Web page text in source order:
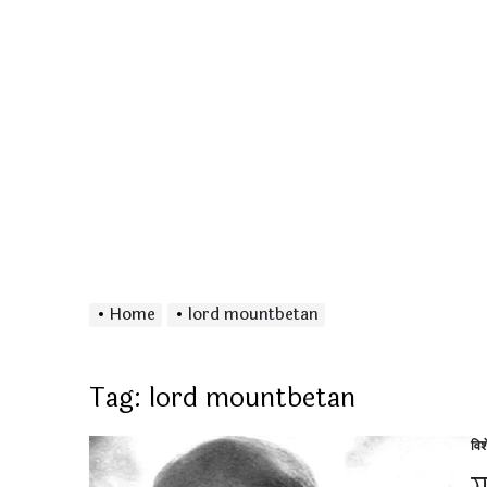
Home lord mountbetan
Tag: lord mountbetan